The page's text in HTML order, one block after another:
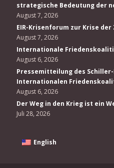
strategische Bedeutung der
August 7, 2026
EIR-Krisenforum zur Krise
August 7, 2026
Internationale
August 6, 2026
Pressemitteilung des
Internationalen
August 6, 2026
Der Weg in den Krieg ist ein
Juli 28, 2026
English